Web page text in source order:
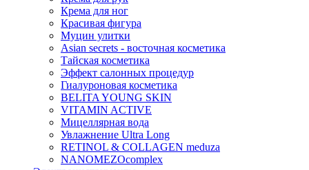
Крема для ног
Красивая фигура
Муцин улитки
Asian seсrets - восточная косметика
Тайская косметика
Эффект салонных процедур
Гиалуроновая косметика
BELITA YOUNG SKIN
VITAMIN ACTIVE
Мицеллярная вода
Увлажнение Ultra Long
RETINOL & COLLAGEN meduza
NANOMEZOcomplex